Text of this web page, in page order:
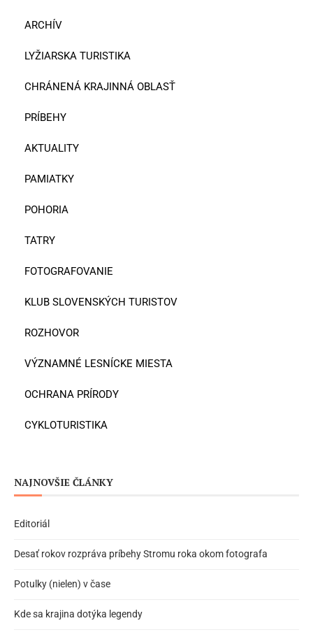
ARCHÍV
LYŽIARSKA TURISTIKA
CHRÁNENÁ KRAJINNÁ OBLASŤ
PRÍBEHY
AKTUALITY
PAMIATKY
POHORIA
TATRY
FOTOGRAFOVANIE
KLUB SLOVENSKÝCH TURISTOV
ROZHOVOR
VÝZNAMNÉ LESNÍCKE MIESTA
OCHRANA PRÍRODY
CYKLOTURISTIKA
NAJNOVŠIE ČLÁNKY
Editoriál
Desať rokov rozpráva príbehy Stromu roka okom fotografa
Potulky (nielen) v čase
Kde sa krajina dotýka legendy